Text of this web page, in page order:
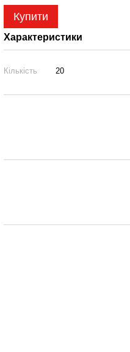
Купити
Характеристики
Кількість 20